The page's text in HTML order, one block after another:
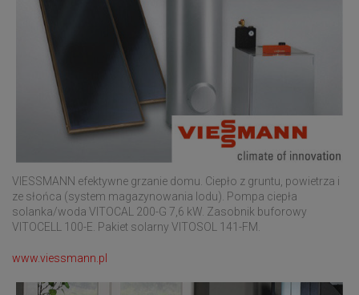
VIESSMANN efektywne grzanie domu. Ciepło z gruntu, powietrza i
ze słońca (system magazynowania lodu). Pompa ciepła
solanka/woda VITOCAL 200-G 7,6 kW. Zasobnik buforowy
VITOCELL 100-E. Pakiet solarny VITOSOL 141-FM.
www.viessmann.pl